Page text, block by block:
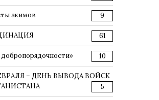
акимов 9
61
10
– ДЕНЬ ВЫВОДА ВОЙСК
5